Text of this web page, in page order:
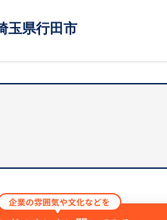
度に加え、奨学金返還支援制度など
玉県行田市